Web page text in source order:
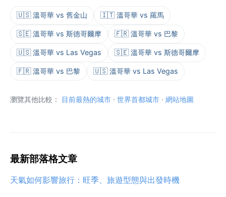
🇺🇸 溫哥華 vs 舊金山 🇮🇹 溫哥華 vs 羅馬
🇸🇪 溫哥華 vs 斯德哥爾摩 🇫🇷 溫哥華 vs 巴黎
🇺🇸 溫哥華 vs Las Vegas 🇸🇪 溫哥華 vs 斯德哥爾摩
🇫🇷 溫哥華 vs 巴黎 🇺🇸 溫哥華 vs Las Vegas
瀏覽其他比較： 目前最熱的城市 · 世界首都城市 · 網站地圖
最新部落格文章
天氣如何影響旅行：旺季、旅遊型態與出發時機